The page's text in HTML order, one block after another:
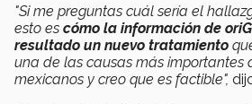
"Si me preguntas cuál sería el
esto es cómo la información de
resultado un nuevo tratamiento
una de las causas más importantes
mexicanos y creo que es factible",